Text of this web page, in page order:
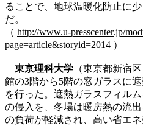
ることで、地球温暖化防止に
だ。
（ http://www.u-presscenter.jp/
page=article&storyid=2014 ）
東京理科大学 （東京都新宿
館の3階から5階の窓ガラスに
を行った。遮熱ガラスフィル
の侵入を、冬場は暖房熱の流
の負荷が軽減され、高い省エネ